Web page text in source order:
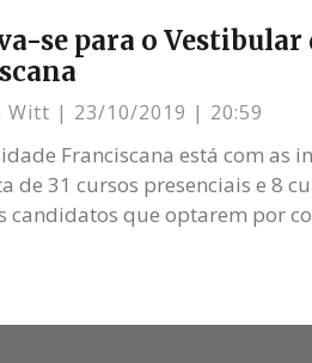
se para o Vestibular
Witt 23/10/2019 20:59
Franciscana está com as
de 31 cursos presenciais e 8
candidatos que optarem por